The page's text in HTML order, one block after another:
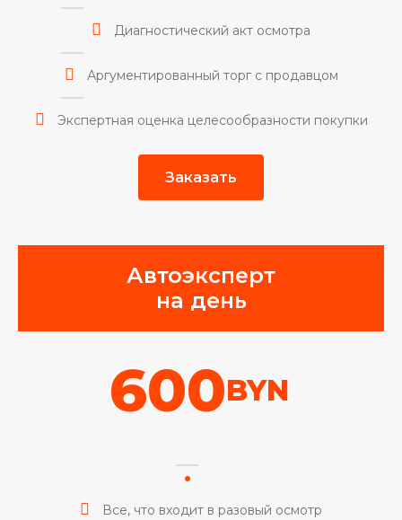
Диагностический акт осмотра
Аргументированный торг с продавцом
Экспертная оценка целесообразности покупки
Заказать
Автоэксперт
на день
600BYN
Все, что входит в разовый осмотр